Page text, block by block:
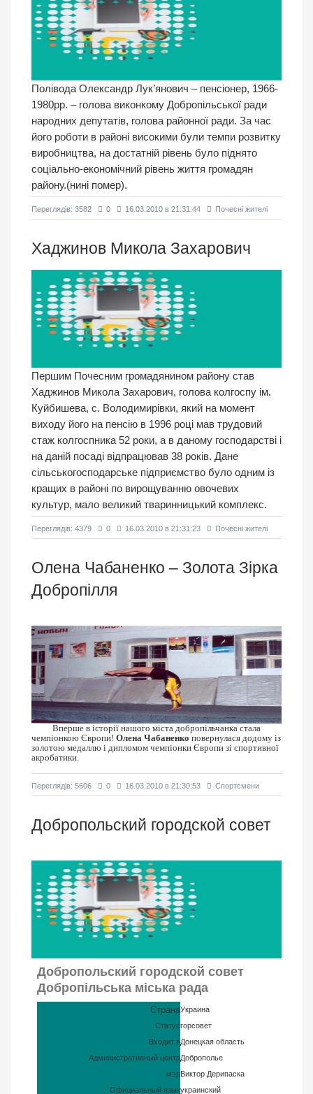
Полівода Олександр Лук’янович – пенсіонер, 1966-
1980рр. – голова виконкому Добропільської ради
народних депутатів, голова районної ради. За час
його роботи в районі високими були темпи розвитку
виробництва, на достатній рівень було піднято
соціально-економічний рівень життя громадян
району.(нині помер).
Переглядiв: 3582 0 16.03.2010 в 21:31:44 Почесні жителі
Хаджинов Микола Захарович
Першим Почесним громадянином району став
Хаджинов Микола Захарович, голова колгоспу ім.
Куйбишева, с. Володимирівки, який на момент
виходу його на пенсію в 1996 році мав трудовий
стаж колгоспника 52 роки, а в даному господарстві і
на даній посаді відпрацював 38 років. Дане
сільськогосподарське підприємство було одним із
кращих в районі по вирощуванню овочевих
культур, мало великий тваринницький комплекс.
Переглядiв: 4379 0 16.03.2010 в 21:31:23 Почесні жителі
Олена Чабаненко – Золота Зірка
Добропілля
Вперше в історії нашого міста добропільчанка стала
чемпіонкою Європи! Олена Чабаненко повернулася додому із
золотою медаллю і дипломом чемпіонки Європи зі спортивної
акробатики.
Переглядiв: 5606 0 16.03.2010 в 21:30:53 Спортсмени
Добропольский городской совет
Добропольский городской совет
Добропільська міська рада
СтранаУкраина
Статусгорсовет
Входит вДонецкая область
Административный центрДоброполье
мэрВиктор Дерипаска
Официальный языкукраинский